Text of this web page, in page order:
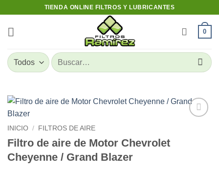
content
TIENDA ONLINE FILTROS Y LUBRICANTES
0
Buscar
por:
INICIO / FILTROS DE AIRE
Filtro de aire de Motor Chevrolet
Cheyenne / Grand Blazer